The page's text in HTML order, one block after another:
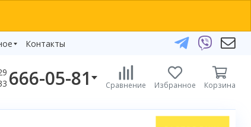
Контакты
666-05-81
29 666-05-81
Сравнение Избранное Корзина